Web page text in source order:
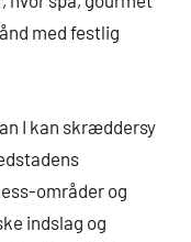
med festlig
I kan skræddersy
områder og
indslag og